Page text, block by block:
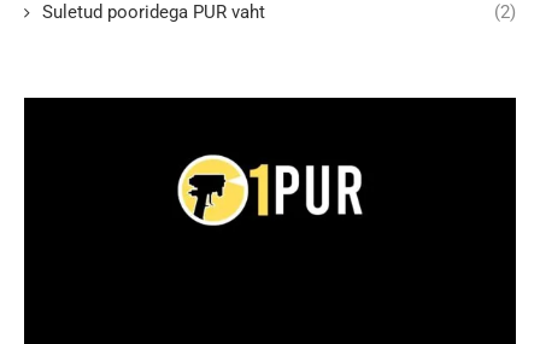
Suletud pooridega PUR vaht (2)